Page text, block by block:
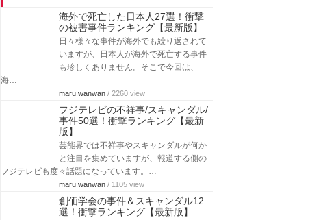
海外で死亡した日本人27選！衝撃
の被害事件ランキング【最新版】
日々様々な事件が海外でも繰り返されて
いますが、日本人が海外で死亡する事件
も珍しくありません。そこで今回は、
海…
maru.wanwan / 2260 view
フジテレビの不祥事/スキャンダル/
事件50選！衝撃ランキング【最新
版】
芸能界では不祥事やスキャンダルが何か
と注目を集めていますが、報道する側の
フジテレビも度々話題になっています。…
maru.wanwan / 1105 view
創価学会の事件＆スキャンダル12
選！衝撃ランキング【最新版】